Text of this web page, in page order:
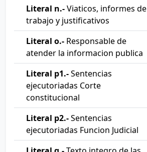
Literal n.-Viaticos, informes de
trabajo y justificativos
Literal o.- Responsable de
atender la informacion publica
Literal p1.-Sentencias
ejecutoriadas Corte
constitucional
Literal p2.-Sentencias
ejecutoriadas Funcion Judicial